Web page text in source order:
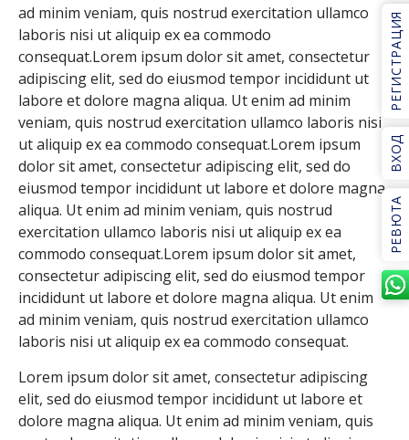
ad minim veniam, quis nostrud exercitation ullamco
laboris nisi ut aliquip ex ea commodo
consequat.Lorem ipsum dolor sit amet, consectetur
adipiscing elit, sed do eiusmod tempor incididunt ut
labore et dolore magna aliqua. Ut enim ad minim
veniam, quis nostrud exercitation ullamco laboris nisi
ut aliquip ex ea commodo consequat.Lorem ipsum
dolor sit amet, consectetur adipiscing elit, sed do
eiusmod tempor incididunt ut labore et dolore magna
aliqua. Ut enim ad minim veniam, quis nostrud
exercitation ullamco laboris nisi ut aliquip ex ea
commodo consequat.Lorem ipsum dolor sit amet,
consectetur adipiscing elit, sed do eiusmod tempor
incididunt ut labore et dolore magna aliqua. Ut enim
ad minim veniam, quis nostrud exercitation ullamco
laboris nisi ut aliquip ex ea commodo consequat.
Lorem ipsum dolor sit amet, consectetur adipiscing
elit, sed do eiusmod tempor incididunt ut labore et
dolore magna aliqua. Ut enim ad minim veniam, quis
РЕГИСТРАЦИЯ
ВХОД
РЕВЮТА